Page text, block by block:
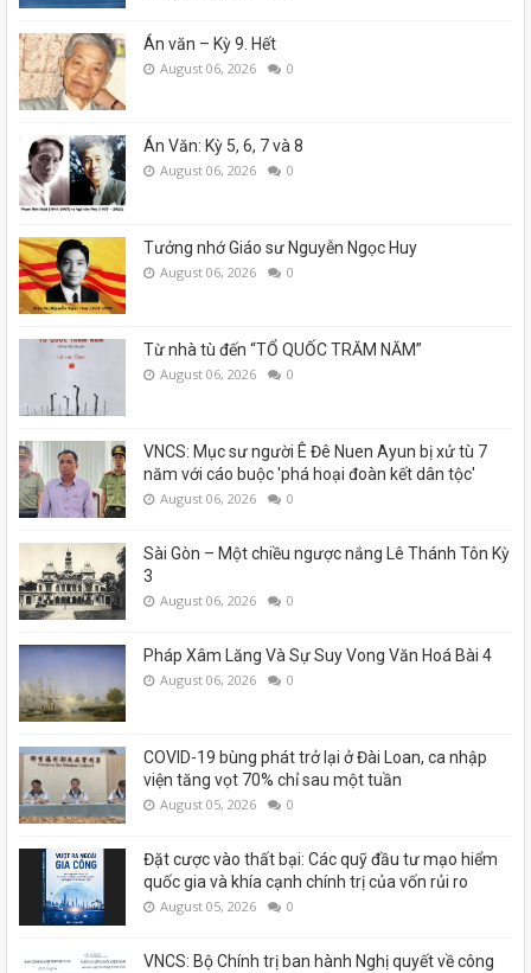
Án văn – Kỳ 9. Hết
August 06, 2026 0
Án Văn: Kỳ 5, 6, 7 và 8
August 06, 2026 0
Tưởng nhớ Giáo sư Nguyễn Ngọc Huy
August 06, 2026 0
Từ nhà tù đến “TỔ QUỐC TRĂM NĂM”
August 06, 2026 0
VNCS: Mục sư người Ê Đê Nuen Ayun bị xử tù 7
năm với cáo buộc 'phá hoại đoàn kết dân tộc'
August 06, 2026 0
Sài Gòn – Một chiều ngược nắng Lê Thánh Tôn Kỳ
3
August 06, 2026 0
Pháp Xâm Lăng Và Sự Suy Vong Văn Hoá Bài 4
August 06, 2026 0
COVID-19 bùng phát trở lại ở Đài Loan, ca nhập
viện tăng vọt 70% chỉ sau một tuần
August 05, 2026 0
Đặt cược vào thất bại: Các quỹ đầu tư mạo hiểm
quốc gia và khía cạnh chính trị của vốn rủi ro
August 05, 2026 0
VNCS: Bộ Chính trị ban hành Nghị quyết về công